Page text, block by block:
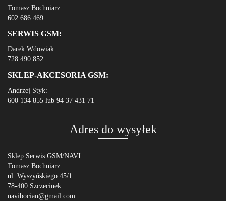
Tomasz Bochniarz:
602 686 469
SERWIS GSM:
Darek Wdowiak:
728 490 852
SKLEP-AKCESORIA GSM:
Andrzej Styk:
600 134 855 lub 94 37 431 71
Adres do wysyłek
Sklep Serwis GSM/NAVI
Tomasz Bochniarz
ul. Wyszyńskiego 45/1
78-400 Szczecinek
navibocian@gmail.com